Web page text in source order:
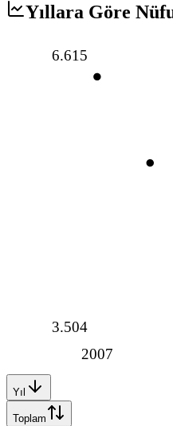
Yıllara Göre
2007
6.615
3.504
Yıl
Toplam